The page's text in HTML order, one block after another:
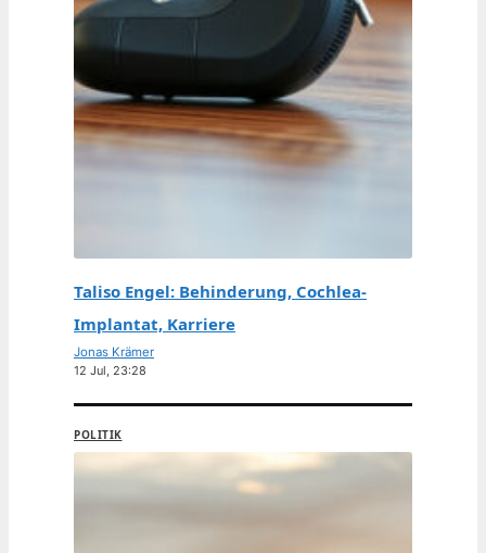
Taliso Engel: Behinderung, Cochlea-
Implantat, Karriere
Jonas Krämer
12 Jul, 23:28
POLITIK